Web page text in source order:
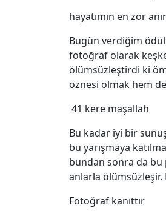
hayatımın en zor
Bugün verdiğim
fotoğraf olarak
ölümsüzleştirdi ki
öznesi olmak hem
41 kere maşallah
Bu kadar iyi bir
bu yarışmaya
bundan sonra da bu
anlarla
Fotoğraf kanıttır